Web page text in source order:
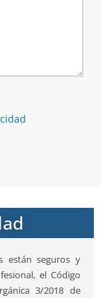
están seguros y
el Código
3/2018 de